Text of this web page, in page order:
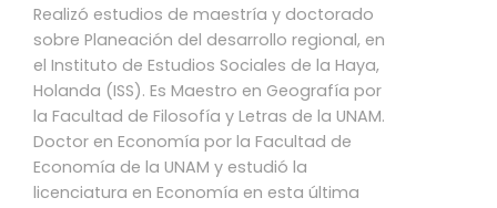
Realizó estudios de maestría y doctorado
sobre Planeación del desarrollo regional, en
el Instituto de Estudios Sociales de la Haya,
Holanda (ISS). Es Maestro en Geografía por
la Facultad de Filosofía y Letras de la UNAM.
Doctor en Economía por la Facultad de
Economía de la UNAM y estudió la
licenciatura en Economía en esta última